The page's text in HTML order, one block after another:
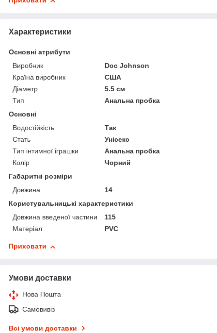
Характеристики
Основні атрибути
Виробник
Doc Johnson
Країна виробник
США
Діаметр
5.5 см
Тип
Анальна пробка
Основні
Водостійкість
Так
Стать
Унісекс
Тип інтимної іграшки
Анальна пробка
Колір
Чорний
Габаритні розміри
Довжина
14
Користувальницькі характеристики
Довжина введеної частини
115
Матеріал
PVC
Приховати
Умови доставки
Нова Пошта
Самовивіз
Всі умови доставки